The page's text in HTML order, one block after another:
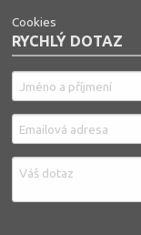
Cookies
RYCHLÝ DOTAZ